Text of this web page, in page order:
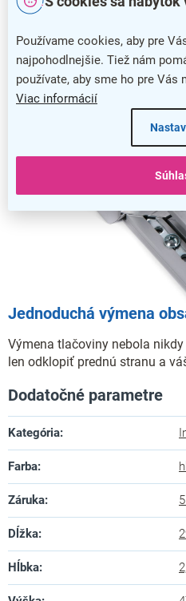
Používame cookies, aby pre
najpohodlnejšie. Tiež nám
používate, aby sme ho pre Vás
Viac informácií
Jednoduchá výmena
Výmena tlačoviny nebola
len odklopiť prednú stranu a
Dodatočné parametre
Kategória:
Farba:
Záruka:
Dĺžka:
Hĺbka: